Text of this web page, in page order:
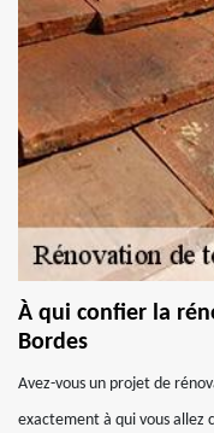
À qui confier la
Bordes
Avez-vous un projet de
exactement à qui vous allez